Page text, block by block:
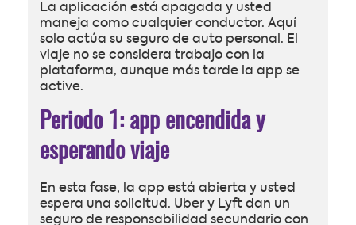
La aplicación está apagada y usted
maneja como cualquier conductor. Aquí
solo actúa su seguro de auto personal. El
viaje no se considera trabajo con la
plataforma, aunque más tarde la app se
active.
Periodo 1: app encendida y
esperando viaje
En esta fase, la app está abierta y usted
espera una solicitud. Uber y Lyft dan un
seguro de responsabilidad secundario con